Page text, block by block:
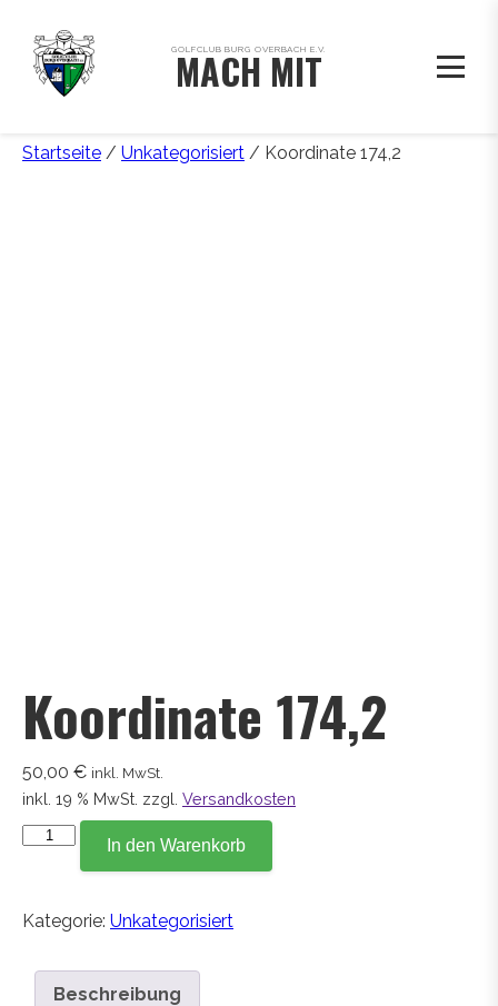
GOLFCLUB BURG OVERBACH E.V.
MACH MIT
Startseite / Unkategorisiert / Koordinate 174,2
Koordinate 174,2
50,00 € inkl. MwSt.
inkl. 19 % MwSt. zzgl. Versandkosten
Koordinate
In den Warenkorb
Kategorie: Unkategorisiert
Beschreibung